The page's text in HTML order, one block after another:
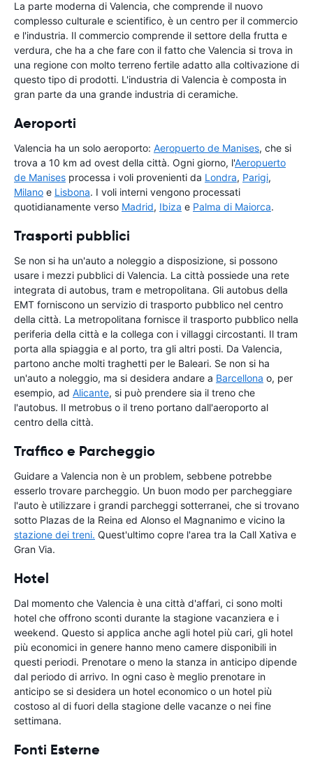
La parte moderna di Valencia, che comprende il nuovo
complesso culturale e scientifico, è un centro per il commercio
e l'industria. Il commercio comprende il settore della frutta e
verdura, che ha a che fare con il fatto che Valencia si trova in
una regione con molto terreno fertile adatto alla coltivazione di
questo tipo di prodotti. L'industria di Valencia è composta in
gran parte da una grande industria di ceramiche.
Aeroporti
Valencia ha un solo aeroporto: Aeropuerto de Manises, che si
trova a 10 km ad ovest della città. Ogni giorno, l'Aeropuerto
de Manises processa i voli provenienti da Londra, Parigi,
Milano e Lisbona. I voli interni vengono processati
quotidianamente verso Madrid, Ibiza e Palma di Maiorca.
Trasporti pubblici
Se non si ha un'auto a noleggio a disposizione, si possono
usare i mezzi pubblici di Valencia. La città possiede una rete
integrata di autobus, tram e metropolitana. Gli autobus della
EMT forniscono un servizio di trasporto pubblico nel centro
della città. La metropolitana fornisce il trasporto pubblico nella
periferia della città e la collega con i villaggi circostanti. Il tram
porta alla spiaggia e al porto, tra gli altri posti. Da Valencia,
partono anche molti traghetti per le Baleari. Se non si ha
un'auto a noleggio, ma si desidera andare a Barcellona o, per
esempio, ad Alicante, si può prendere sia il treno che
l'autobus. Il metrobus o il treno portano dall'aeroporto al
centro della città.
Traffico e Parcheggio
Guidare a Valencia non è un problem, sebbene potrebbe
esserlo trovare parcheggio. Un buon modo per parcheggiare
l'auto è utilizzare i grandi parcheggi sotterranei, che si trovano
sotto Plazas de la Reina ed Alonso el Magnanimo e vicino la
stazione dei treni. Quest'ultimo copre l'area tra la Call Xativa e
Gran Via.
Hotel
Dal momento che Valencia è una città d'affari, ci sono molti
hotel che offrono sconti durante la stagione vacanziera e i
weekend. Questo si applica anche agli hotel più cari, gli hotel
più economici in genere hanno meno camere disponibili in
questi periodi. Prenotare o meno la stanza in anticipo dipende
dal periodo di arrivo. In ogni caso è meglio prenotare in
anticipo se si desidera un hotel economico o un hotel più
costoso al di fuori della stagione delle vacanze o nei fine
settimana.
Fonti Esterne